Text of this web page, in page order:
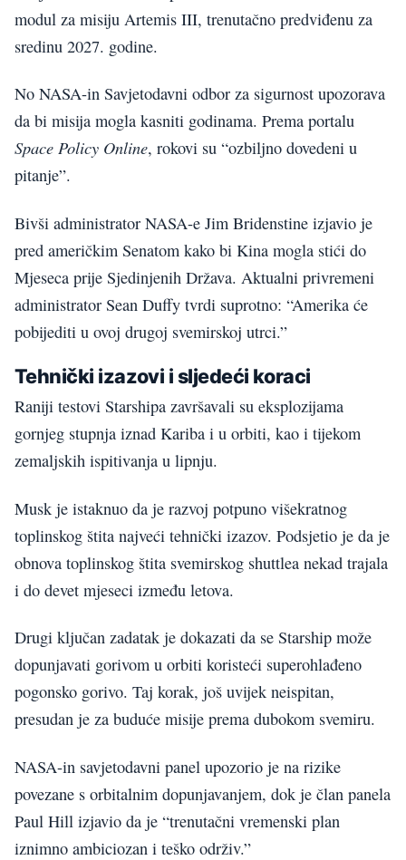
modul za misiju Artemis III, trenutačno predviđenu za
sredinu 2027. godine.
No NASA-in Savjetodavni odbor za sigurnost upozorava
da bi misija mogla kasniti godinama. Prema portalu
Space Policy Online, rokovi su “ozbiljno dovedeni u
pitanje”.
Bivši administrator NASA-e Jim Bridenstine izjavio je
pred američkim Senatom kako bi Kina mogla stići do
Mjeseca prije Sjedinjenih Država. Aktualni privremeni
administrator Sean Duffy tvrdi suprotno: “Amerika će
pobijediti u ovoj drugoj svemirskoj utrci.”
Tehnički izazovi i sljedeći koraci
Raniji testovi Starshipa završavali su eksplozijama
gornjeg stupnja iznad Kariba i u orbiti, kao i tijekom
zemaljskih ispitivanja u lipnju.
Musk je istaknuo da je razvoj potpuno višekratnog
toplinskog štita najveći tehnički izazov. Podsjetio je da je
obnova toplinskog štita svemirskog shuttlea nekad trajala
i do devet mjeseci između letova.
Drugi ključan zadatak je dokazati da se Starship može
dopunjavati gorivom u orbiti koristeći superohlađeno
pogonsko gorivo. Taj korak, još uvijek neispitan,
presudan je za buduće misije prema dubokom svemiru.
NASA-in savjetodavni panel upozorio je na rizike
povezane s orbitalnim dopunjavanjem, dok je član panela
Paul Hill izjavio da je “trenutačni vremenski plan
iznimno ambiciozan i teško održiv.”